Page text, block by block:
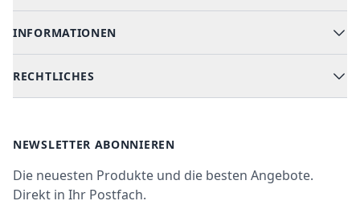
Kühlen & Gefrieren
Hilfe & FAQ
INFORMATIONEN
Über uns
RECHTLICHES
Datenschutz
Widerrufsrecht
NEWSLETTER ABONNIEREN
Die neuesten Produkte und die besten Angebote.
Direkt in Ihr Postfach.